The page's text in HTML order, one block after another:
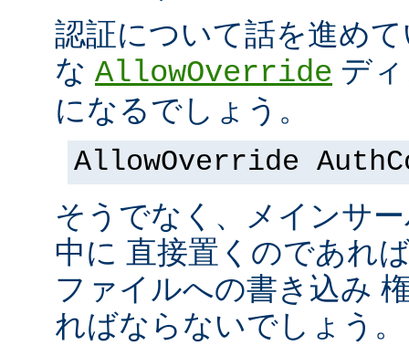
認証について話を進め
な AllowOverride デ
になるでしょう。
AllowOverride
そうでなく、メインサ
中に 直接置くのであれ
ファイルへの書き込み
ればならないでしょう。